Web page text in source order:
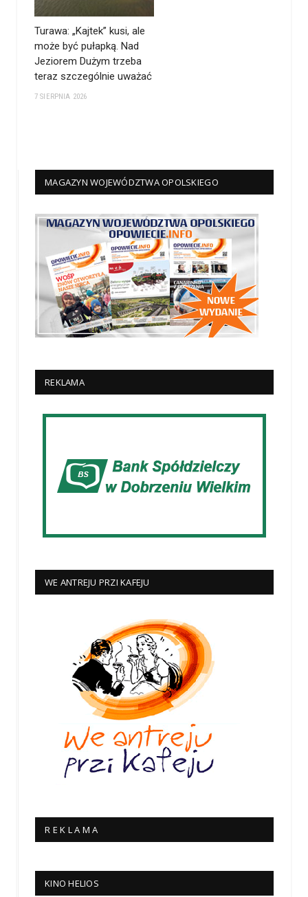
Turawa: „Kajtek” kusi, ale
może być pułapką. Nad
Jeziorem Dużym trzeba
teraz szczególnie uważać
7 SIERPNIA 2026
MAGAZYN WOJEWÓDZTWA OPOLSKIEGO
REKLAMA
WE ANTREJU PRZI KAFEJU
R E K L A M A
KINO HELIOS